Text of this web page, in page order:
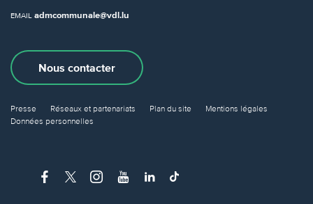
EMAIL admcommunale@vdl.lu
Nous contacter
Presse Réseaux et partenariats Plan du site
Mentions légales
Données personnelles